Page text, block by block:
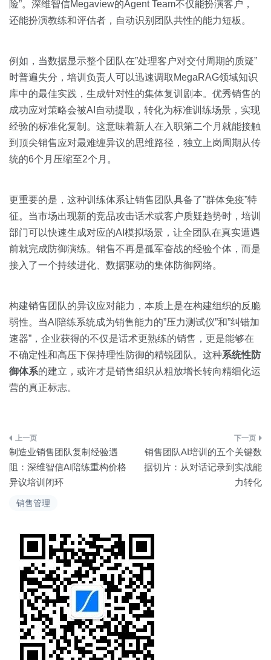
销售管理
险”。深维智信Megaview的Agent Team不仅能扮演客户，
还能扮演教练和评估者，自动识别团队共性的能力短板。
例如，当数据显示整个团队在”处理客户对交付周期的质疑”
时普遍失分，培训负责人可以迅速调取MegaRAG领域知识
库中的最佳实践，生成针对性的集体复训剧本。优秀销售的
成功应对策略会被AI自动提取，转化为标准训练场景，实现
经验的标准化复制。这意味着新人在入职第二个月就能接触
到顶尖销售应对最难缠异议的思维路径，独立上岗周期从传
统的6个月压缩至2个月。
更重要的是，这种训练体系让销售团队具备了”群体免疫”特
征。当市场出现新的竞品攻击话术或客户质疑趋势时，培训
部门可以快速生成对应的AI模拟场景，让全团队在真实遭遇
前就完成防御演练。销售不再是孤军奋战的经验个体，而是
接入了一个持续进化、数据驱动的集体防御网络。
构建销售团队的异议应对能力，本质上是在构建组织的反脆
弱性。当AI陪练系统成为销售能力的”压力测试仪”和”纠错加
速器”，企业获得的不仅是话术更熟练的销售，更是能够在
不确定性和高压下保持理性防御的精锐团队。这种系统性防
御体系的建立，或许才是销售组织从粗放增长转向精细化运
营的真正标志。
文
章
导
制造业销售团队复制经验遇
阻：深维智信AI陪练重构价格
异议培训闭环
销售团队AI培训的五个关键数
据切片：从对话记录到实战能
力转化